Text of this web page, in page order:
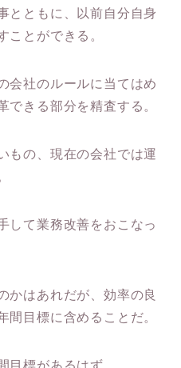
とともに、以前自分自身
ことができる。
会社のルールに当てはめ
できる部分を精査する。
もの、現在の会社では運
して業務改善をおこなっ
かはあれだが、効率の良
間目標に含めることだ。